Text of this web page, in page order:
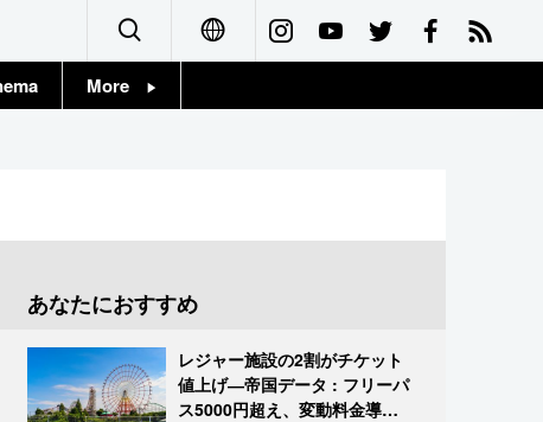
العربية
More
東京
お知らせ
あなたにおすすめ
レジャー施設の2割がチケット
値上げ―帝国データ : フリーパ
ス5000円超え、変動料金導入